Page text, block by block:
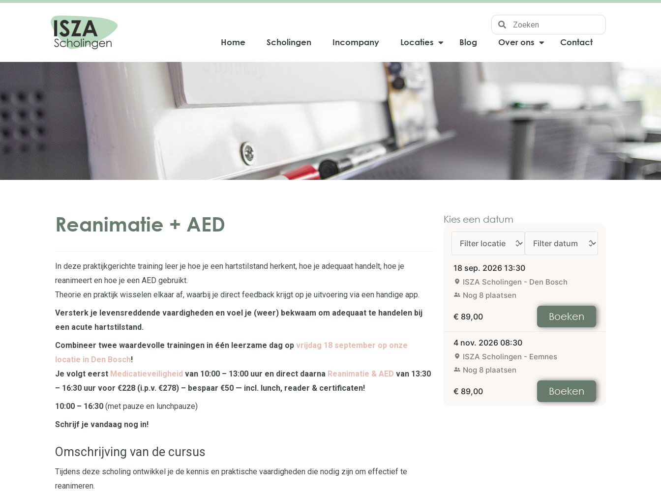
Home Scholingen Incompany Locaties Blog Over ons Contact
Reanimatie + AED
In deze praktijkgerichte training leer je hoe je een hartstilstand herkent, hoe je adequaat handelt, hoe je
reanimeert en hoe je een AED gebruikt.
Theorie en praktijk wisselen elkaar af, waarbij je direct feedback krijgt op je uitvoering via een handige app.
Versterk je levensreddende vaardigheden en voel je (weer) bekwaam om adequaat te handelen bij
een acute hartstilstand.
Combineer twee waardevolle trainingen in één leerzame dag op vrijdag 18 september op onze
locatie in Den Bosch!
Je volgt eerst Medicatieveiligheid van 10:00 – 13:00 uur en direct daarna Reanimatie & AED van 13:30
– 16:30 uur voor €228 (i.p.v. €278) – bespaar €50 — incl. lunch, reader & certificaten!
10:00 – 16:30 (met pauze en lunchpauze)
Schrijf je vandaag nog in!
Omschrijving van de cursus
Tijdens deze scholing ontwikkel je de kennis en praktische vaardigheden die nodig zijn om effectief te
reanimeren.
Kies een datum
18 sep. 2026 13:30
ISZA Scholingen - Den Bosch
Nog 8 plaatsen
€ 89,00 Boeken
4 nov. 2026 08:30
ISZA Scholingen - Eemnes
Nog 8 plaatsen
€ 89,00 Boeken